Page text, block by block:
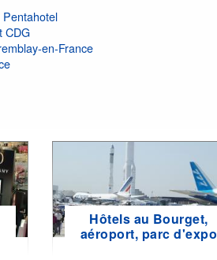
CDG
en-France
Hôtels au Bourget,
aéroport, parc d'expo